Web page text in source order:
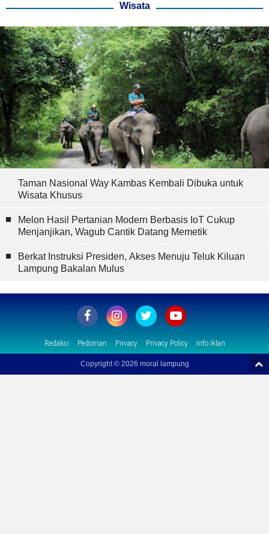
Wisata
Taman Nasional Way Kambas Kembali Dibuka untuk
Wisata Khusus
Melon Hasil Pertanian Modern Berbasis IoT Cukup
Menjanjikan, Wagub Cantik Datang Memetik
Berkat Instruksi Presiden, Akses Menuju Teluk Kiluan
Lampung Bakalan Mulus
Redaksi Pedoman Privacy Privacy Policy Info Iklan
Copyright © 2026 moral lampung